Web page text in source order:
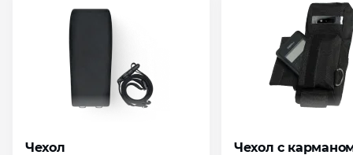
Чехол Чехол с